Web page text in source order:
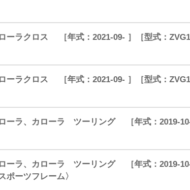
ーラクロス ［年式：2021-09- ］［型式：
ーラクロス ［年式：2021-09- ］［型式：
ーラ、カローラ ツーリング ［年式：2019-10-
ーラ、カローラ ツーリング ［年式：2019-10-
スポーツフレーム〉